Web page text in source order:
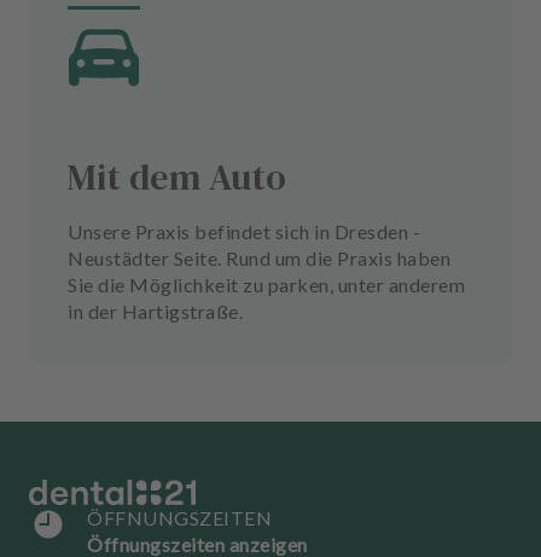
Mit dem Auto
Unsere Praxis befindet sich in Dresden -
Neustädter Seite. Rund um die Praxis haben
Sie die Möglichkeit zu parken, unter anderem
in der Hartigstraße.
ÖFFNUNGSZEITEN
Öffnungszeiten anzeigen